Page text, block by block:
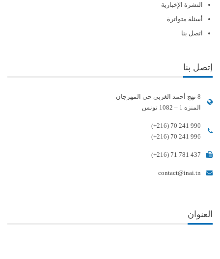
النشرة الإخبارية
أسئلة متواترة
اتصل بنا
إتصل بنا
8 نهج أحمد الغربي حي المهرجان
المنزه 1 – 1082 تونس
(+216) 70 241 990
(+216) 70 241 996
(+216) 71 781 437
contact@inai.tn
العنوان